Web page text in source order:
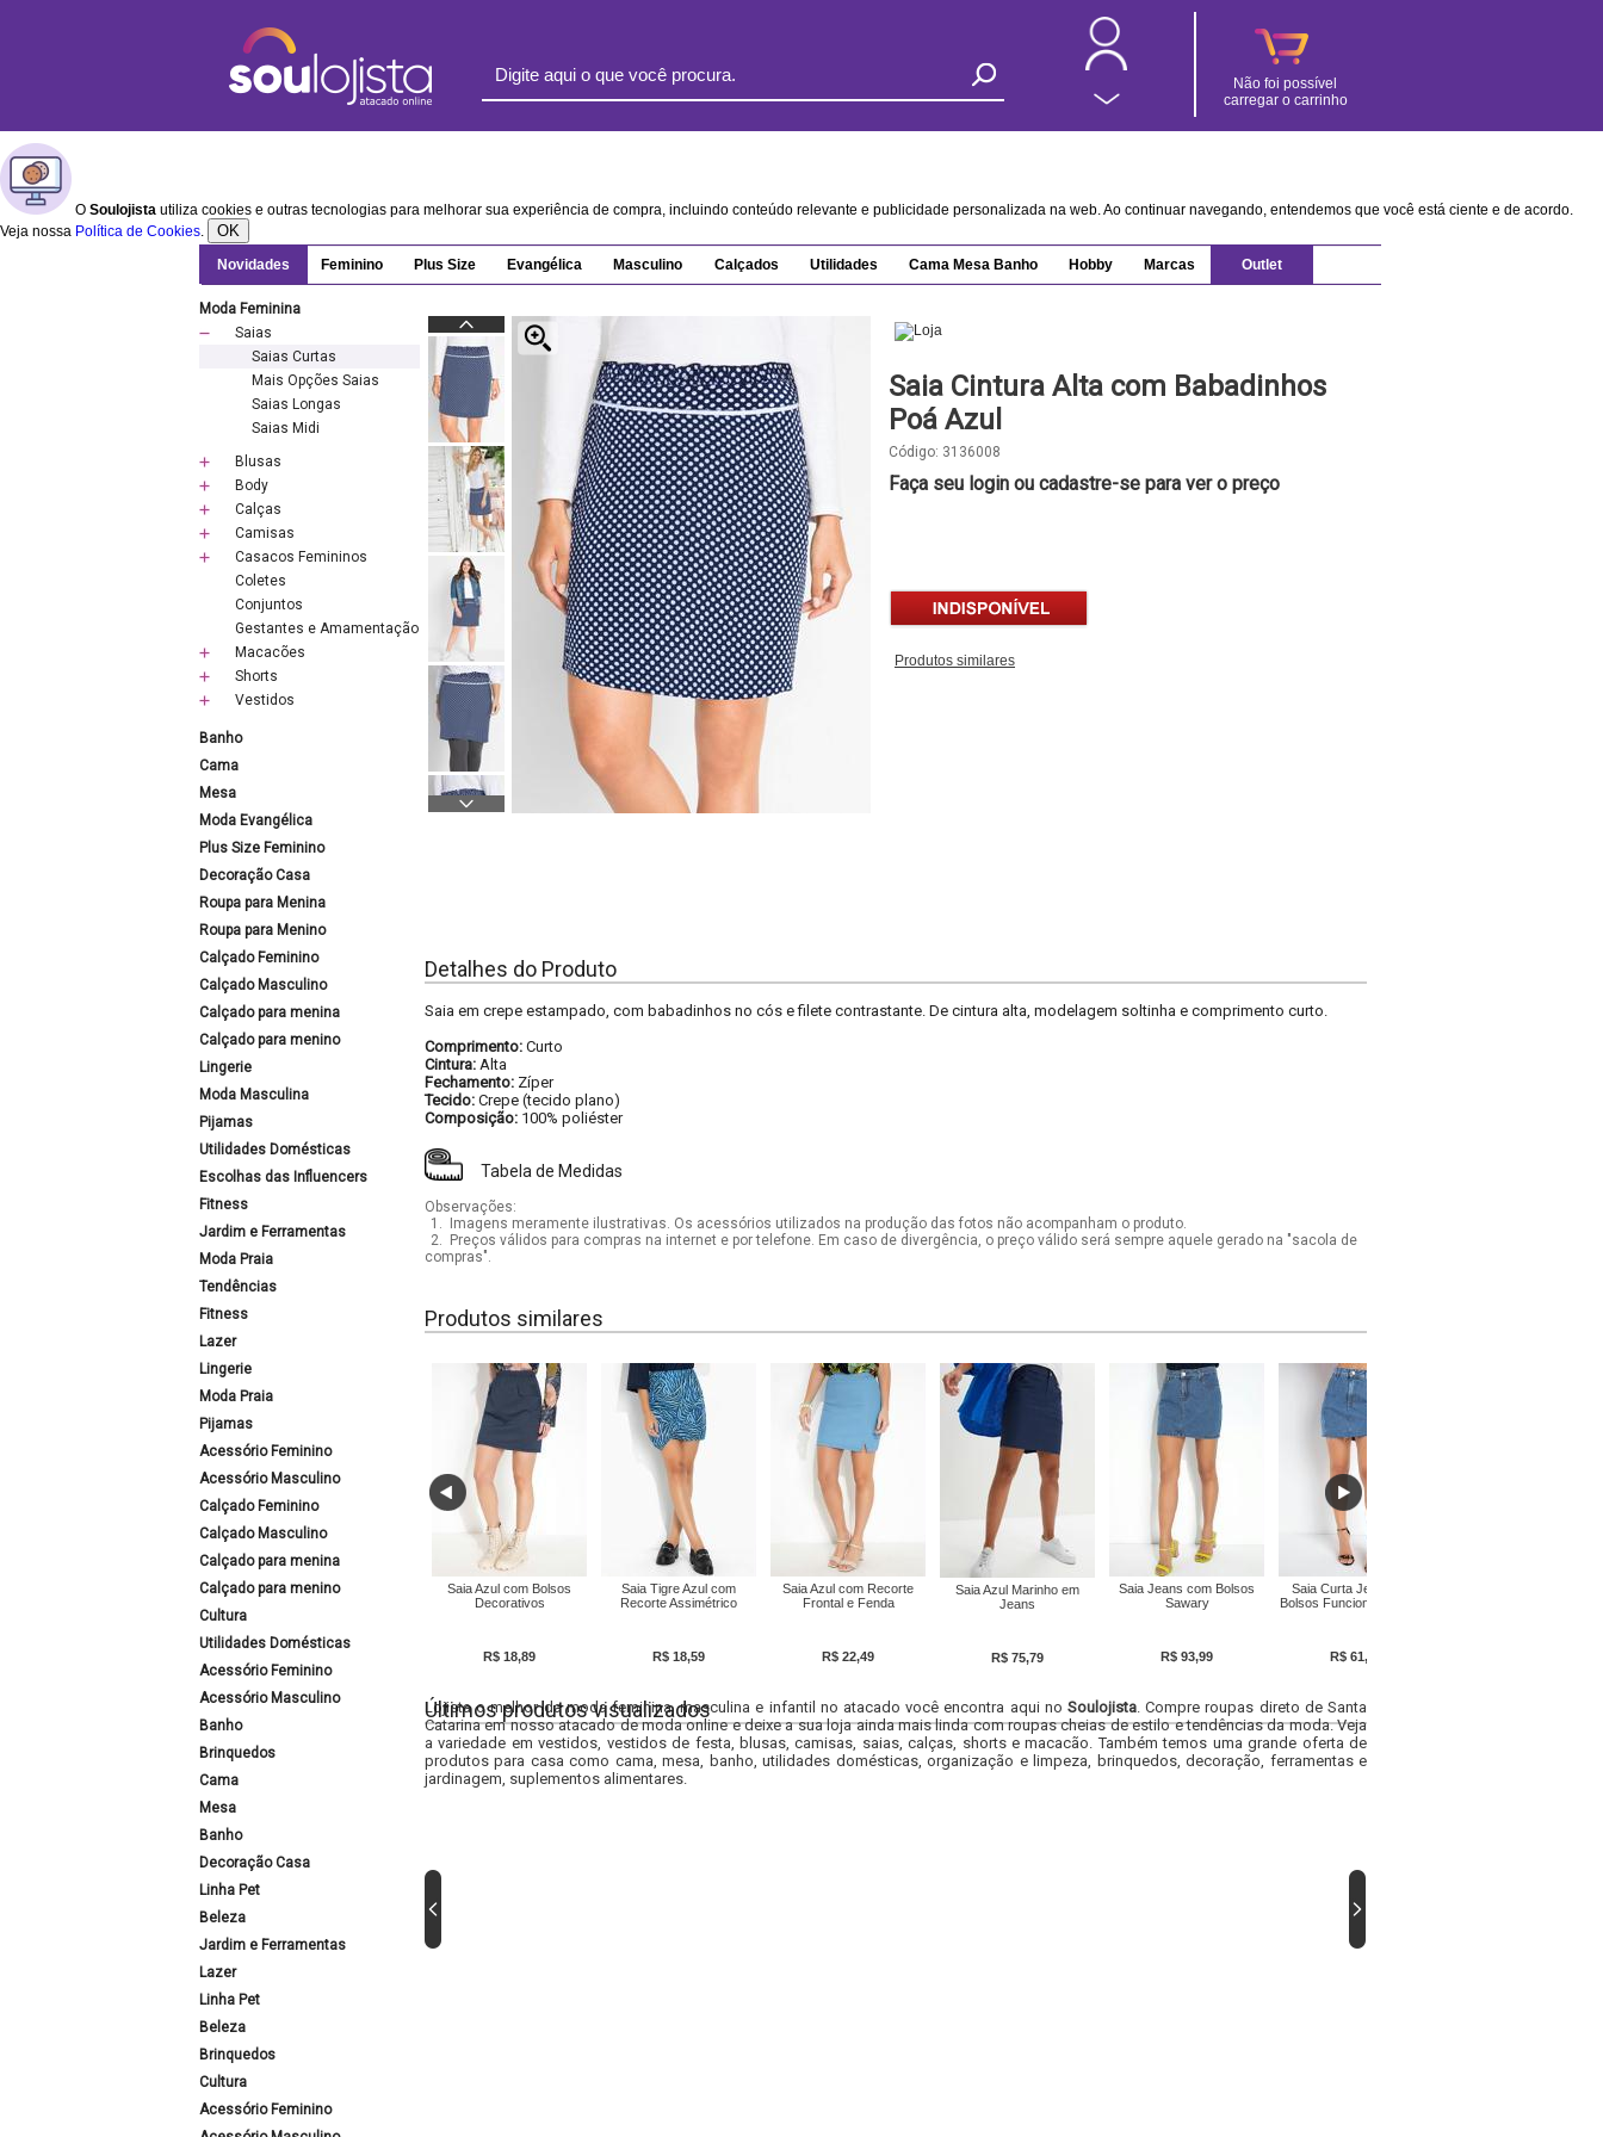
Não foi possível
carregar o carrinho
O Soulojista utiliza cookies e outras tecnologias para melhorar sua experiência de compra, incluindo conteúdo relevante e publicidade personalizada na web. Ao continuar navegando, entendemos que você está ciente e de acordo.
Veja nossa Política de Cookies. OK
Novidades Feminino Plus Size Evangélica Masculino Calçados Utilidades Cama Mesa Banho Hobby Marcas Outlet
Moda Feminina
Saias
Saias Curtas
Mais Opções Saias
Saias Longas
Saias Midi
Blusas
Body
Calças
Camisas
Casacos Femininos
Coletes
Conjuntos
Gestantes e Amamentação
Macacões
Shorts
Vestidos
Banho
Cama
Mesa
Moda Evangélica
Plus Size Feminino
Decoração Casa
Roupa para Menina
Roupa para Menino
Calçado Feminino
Calçado Masculino
Calçado para menina
Calçado para menino
Lingerie
Moda Masculina
Pijamas
Utilidades Domésticas
Escolhas das Influencers
Fitness
Jardim e Ferramentas
Moda Praia
Tendências
Fitness
Lazer
Lingerie
Moda Praia
Pijamas
Acessório Feminino
Acessório Masculino
Calçado Feminino
Calçado Masculino
Calçado para menina
Calçado para menino
Cultura
Utilidades Domésticas
Acessório Feminino
Acessório Masculino
Banho
Brinquedos
Cama
Mesa
Banho
Decoração Casa
Linha Pet
Beleza
Jardim e Ferramentas
Lazer
Linha Pet
Beleza
Brinquedos
Cultura
Acessório Feminino
Saia Cintura Alta com Babadinhos
Poá Azul
Código: 3136008
Faça seu login ou cadastre-se para ver o preço
Produtos similares
Detalhes do Produto
Saia em crepe estampado, com babadinhos no cós e filete contrastante. De cintura alta, modelagem soltinha e comprimento curto.
Comprimento: Curto
Cintura: Alta
Fechamento: Zíper
Tecido: Crepe (tecido plano)
Composição: 100% poliéster
Tabela de Medidas
Observações:
1.
Imagens meramente ilustrativas. Os acessórios utilizados na produção das fotos não acompanham o produto.
2.
Preços válidos para compras na internet e por telefone. Em caso de divergência, o preço válido será sempre aquele gerado na "sacola de
compras".
Produtos similares
Saia Azul com Bolsos
Decorativos
R$ 18,89
Saia Tigre Azul com
Recorte Assimétrico
R$ 18,59
Saia Azul com Recorte
Frontal e Fenda
R$ 22,49
Saia Azul Marinho em
Jeans
R$ 75,79
Saia Jeans com Bolsos
Sawary
R$ 93,99
Saia Curta Jeans com
Bolsos Funcionais Sawary
R$ 61,09
Últimos produtos visualizados
Lojista o melhor da moda feminina, masculina e infantil no atacado você encontra aqui no Soulojista. Compre roupas direto de Santa
Catarina em nosso atacado de moda online e deixe a sua loja ainda mais linda com roupas cheias de estilo e tendências da moda. Veja
a variedade em vestidos, vestidos de festa, blusas, camisas, saias, calças, shorts e macacão. Também temos uma grande oferta de
produtos para casa como cama, mesa, banho, utilidades domésticas, organização e limpeza, brinquedos, decoração, ferramentas e
jardinagem, suplementos alimentares.